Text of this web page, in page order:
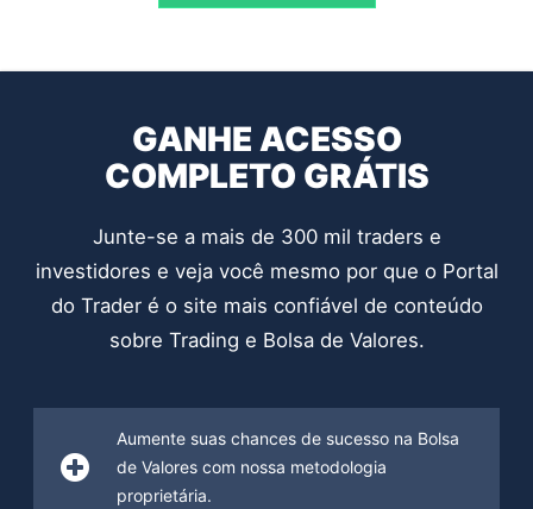
GANHE ACESSO
COMPLETO GRÁTIS
Junte-se a mais de 300 mil traders e
investidores e veja você mesmo por que o Portal
do Trader é o site mais confiável de conteúdo
sobre Trading e Bolsa de Valores.
Aumente suas chances de sucesso na Bolsa
de Valores com nossa metodologia
proprietária.